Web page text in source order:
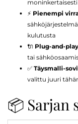
⚡ Pienempi
kulutusta
🔌 Plug-and-play
tai
✅ Täysmalli-
valittu juuri
📦 Sarjan